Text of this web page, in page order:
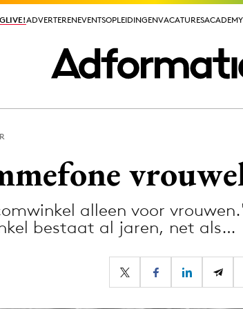
ADVERTERENEVENTSOPLEIDINGENVACATURESACADEMY
ADVERTERENEVENTSOPLEIDINGENVACATURESACADEMY
Merkstrategie
PR
alleen voor
bestaat al jaren, net als…